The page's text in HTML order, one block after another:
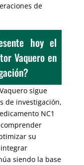
de
hoy el
Vaquero en
sigue
de investigación,
NC1
su
siendo la base